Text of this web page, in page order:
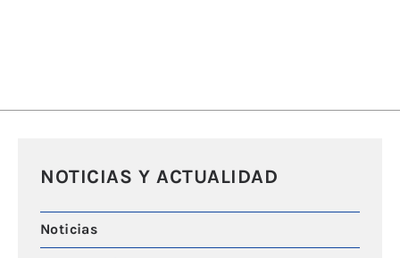
NOTICIAS Y ACTUALIDAD
Noticias